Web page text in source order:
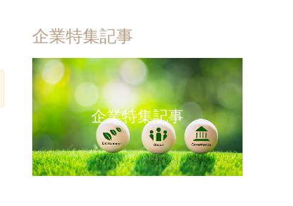
企業特集記事
企業特集記事